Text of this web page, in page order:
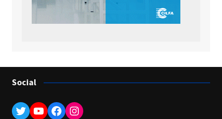
Social
Twitter
YouTube
Facebook
Instagram